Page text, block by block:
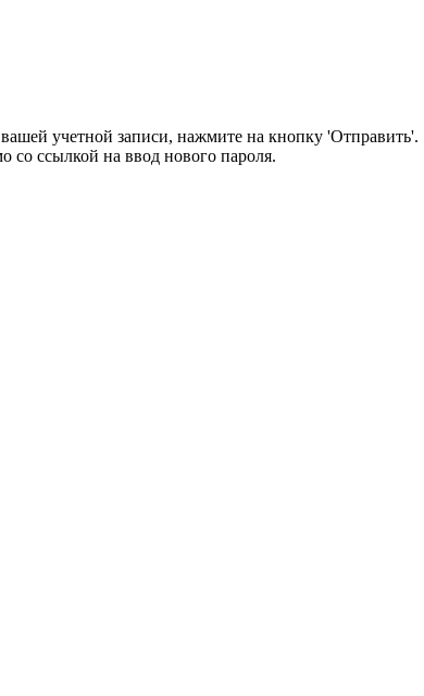
учетной записи, нажмите на кнопку 'Отправить'.
ссылкой на ввод нового пароля.